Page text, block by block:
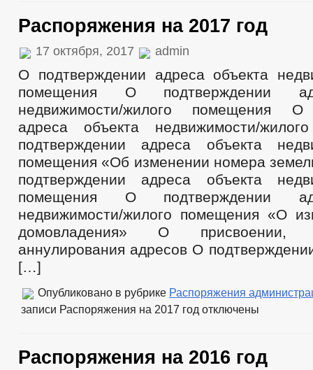
Распоряжения на 2017 год
17 октября, 2017 admin
О подтверждении адреса объекта
помещения О подтверждении
недвижимости/жилого помещения О
адреса объекта недвижимости/
подтверждении адреса объекта
помещения «Об изменении номера
подтверждении адреса объекта
помещения О подтверждении
недвижимости/жилого помещения «О
домовладения» О присвоении,
аннулирования адресов О
[…]
Опубликовано в рубрике Распоряжения
записи Распоряжения на 2017 год отключены
Распоряжения на 2016 год